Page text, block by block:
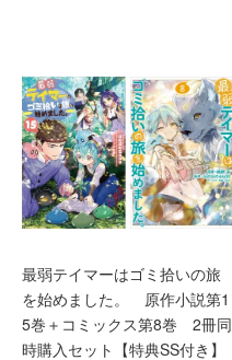
最弱テイマーはゴミ拾いの旅
を始めました。 原作小説第1
5巻＋コミックス第8巻 2冊同
時購入セット【特典SS付き】